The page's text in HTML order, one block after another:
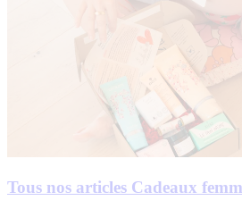
Tous nos articles Cadeaux